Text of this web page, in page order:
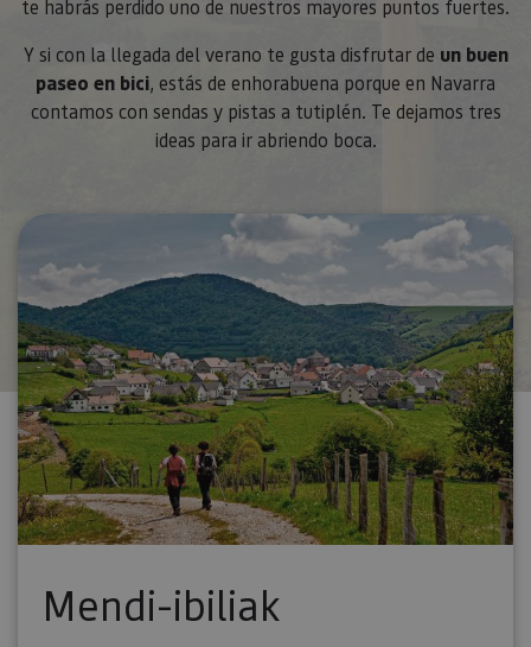
te habrás perdido uno de nuestros mayores puntos fuertes.
Y si con la llegada del verano te gusta disfrutar de un buen
paseo en bici, estás de enhorabuena porque en Navarra
contamos con sendas y pistas a tutiplén. Te dejamos tres
ideas para ir abriendo boca.
Mendi-ibiliak